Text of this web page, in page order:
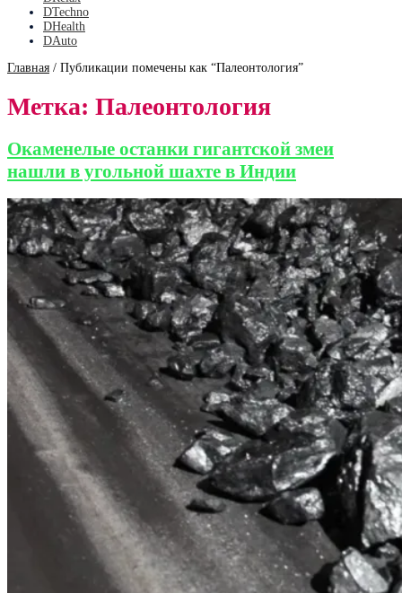
DTechno
DHealth
DAuto
Главная / Публикации помечены как “Палеонтология”
Метка: Палеонтология
Окаменелые останки гигантской змеи
нашли в угольной шахте в Индии